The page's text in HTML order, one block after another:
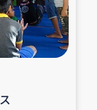
冬支援
事業